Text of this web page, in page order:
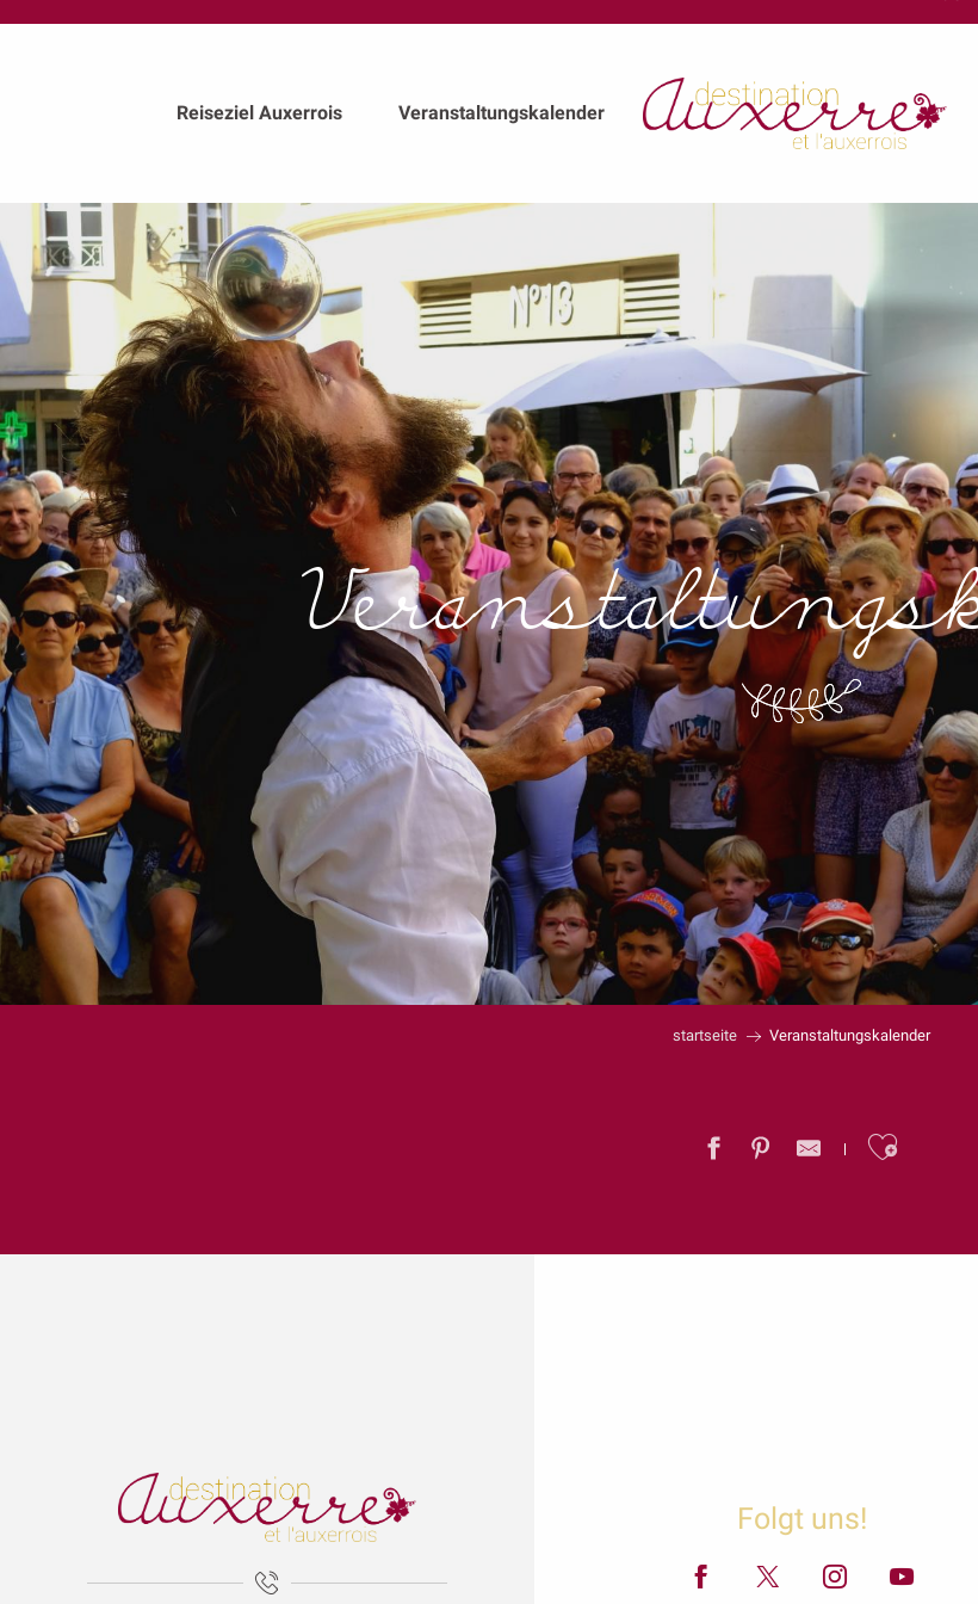
Reiseziel Auxerrois Veranstaltungskalender
startseite Veranstaltungskalender
Balade gourmande | Vélo & Saveurs | 7 produits régionaux
Exposition « La mer est ton miroir »
Exposition Sculptures au jardin
Marguerite - les petites vaches de Belin
Visite guidée - La tour de l'horloge
Folgt uns!